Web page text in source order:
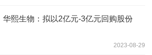
华熙生物：拟以2亿元-3亿元回购股份
2023-08-29